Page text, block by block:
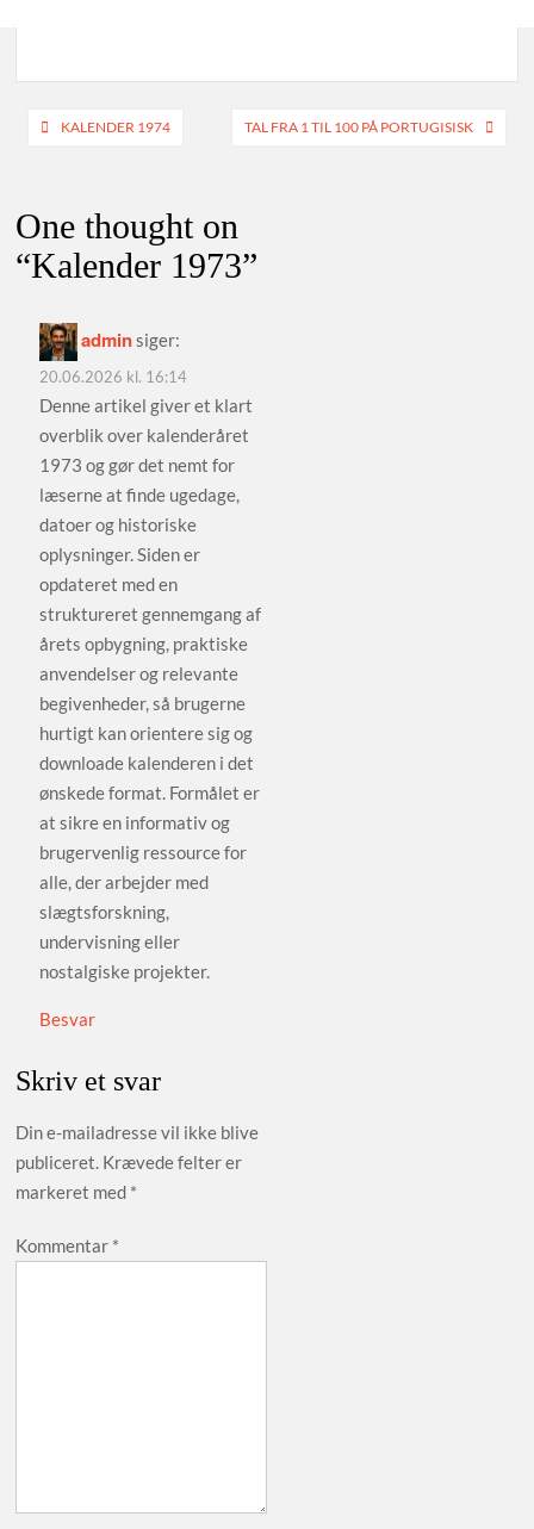
Indlægsnavigation
KALENDER 1974 TAL FRA 1 TIL 100 PÅ PORTUGISISK
One thought on
“Kalender 1973”
adminsiger:
20.06.2026 kl. 16:14
Denne artikel giver et klart
overblik over kalenderåret
1973 og gør det nemt for
læserne at finde ugedage,
datoer og historiske
oplysninger. Siden er
opdateret med en
struktureret gennemgang af
årets opbygning, praktiske
anvendelser og relevante
begivenheder, så brugerne
hurtigt kan orientere sig og
downloade kalenderen i det
ønskede format. Formålet er
at sikre en informativ og
brugervenlig ressource for
alle, der arbejder med
slægtsforskning,
undervisning eller
nostalgiske projekter.
Besvar
Skriv et svar
Din e-mailadresse vil ikke blive
publiceret. Krævede felter er
markeret med *
Kommentar *